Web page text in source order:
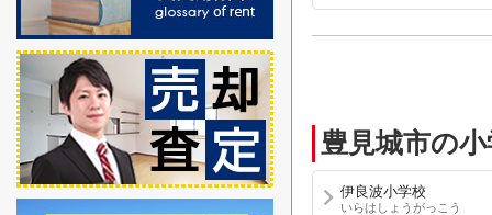
豊見城市の
伊良波小学校
いらはしょうがっこう